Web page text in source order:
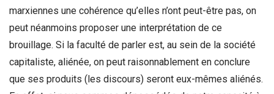
marxiennes une cohérence qu’elles n’ont peut-être pas, on
peut néanmoins proposer une interprétation de ce
brouillage. Si la faculté de parler est, au sein de la société
capitaliste, aliénée, on peut raisonnablement en conclure
que ses produits (les discours) seront eux-mêmes aliénés.